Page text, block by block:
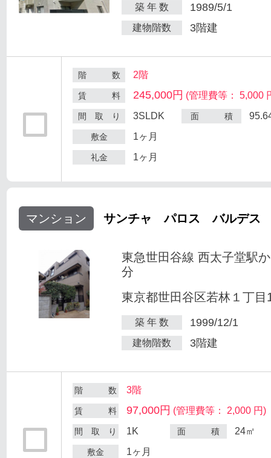
築 年 数 1989/5/1
建物階数 3階建
階 数 2階
賃 料 245,000円 (管理費等： 5,000
間 取 り 3SLDK 面 積
敷金 1ヶ月
礼金 1ヶ月
マンション サンチャ パロス バルデス
東急世田谷線 西太子堂駅
分
東京都世田谷区若林１丁目
築 年 数 1999/12/1
建物階数 3階建
階 数 3階
賃 料 97,000円 (管理費等： 2,000 円)
間 取 り 1K 面 積 24㎡
敷金 1ヶ月